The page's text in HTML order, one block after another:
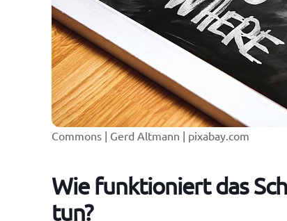
Commons | Gerd Altmann | pixabay.com
Wie funktioniert das
tun?